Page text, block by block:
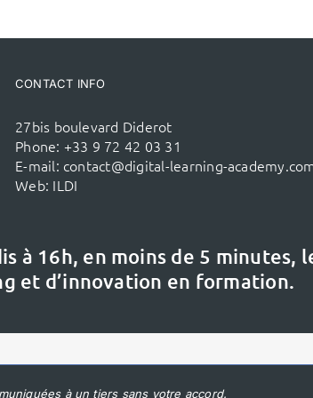
CONTACT INFO
27bis boulevard Diderot
Phone: +33 9 72 42 03 31
E-mail: contact@digital-learning-
Web: ILDI
à 16h, en moins de 5 minutes,
et d’innovation en formation.
à un tiers sans votre accord.